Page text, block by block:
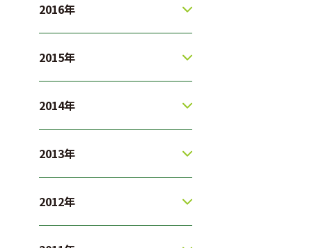
2016年
2015年
2014年
2013年
2012年